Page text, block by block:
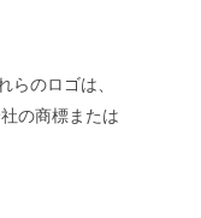
のロゴは、
の商標または